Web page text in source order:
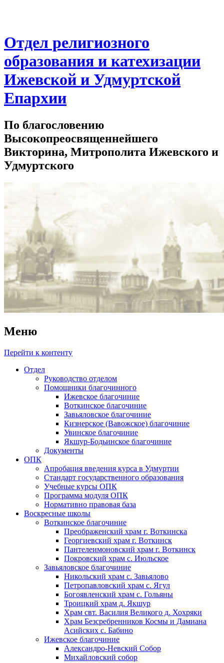
Отдел религиозного
образования и катехизации
Ижевской и Удмуртской
Епархии
По благословению
Высокопреосвященнейшего
Викторина, Митрополита Ижевского и
Удмуртского
Меню
Перейти к контенту
Отдел
Руководство отделом
Помощники благочинного
Ижевское благочиние
Воткинское благочиние
Завьяловское благочиние
Кизнерское (Вавожское) благочиние
Увинское благочиние
Якшур-Бодьинское благочиние
Документы
ОПК
Апробация введения курса в Удмуртии
Стандарт государственного образования
Учебные курсы ОПК
Программа модуля ОПК
Нормативно правовая база
Воскресные школы
Воткинское благочиние
Преображенский храм г. Воткинска
Георгиевский храм г. Воткинск
Пантелеимоновский храм г. Воткинск
Покровский храм с. Июльское
Завьяловское благочиние
Никольский храм с. Завьялово
Петропавловский храм с. Ягул
Богоявленский храм с. Гольяны
Троицкий храм д. Якшур
Храм свт. Василия Великого д. Хохряки
Храм Безсребренников Космы и Дамиана
Асийских с. Бабино
Ижевское благочиние
Александро-Невский Собор
Михайловский собор